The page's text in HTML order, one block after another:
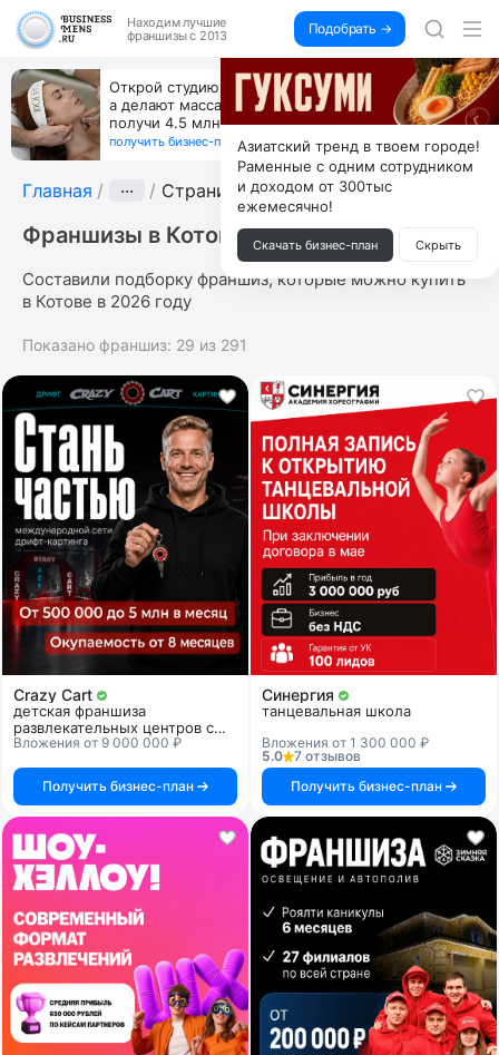
Находим лучшие
франшизы с 2013
Подобрать →
Открой студию, где не колют и не режут,
а делают массаж лица руками и в первый же год
получи 4.5 млн
получить бизнес-план ↓
Главная ··· Страница 4
Франшизы в Котове
Составили подборку франшиз, которые можно купить
в Котове в 2026 году
Показано франшиз: 29 из 291
Crazy Cart
детская франшиза
развлекательных центров с
дрифт-картингом
Вложения от 9 000 000 ₽
Получить бизнес-план
Синергия
танцевальная школа
Вложения от 1 300 000 ₽
5.0
7 отзывов
Получить бизнес-план
Азиатский тренд в твоем городе!
Раменные с одним сотрудником
и доходом от 300тыс
ежемесячно!
Скачать бизнес-план Скрыть